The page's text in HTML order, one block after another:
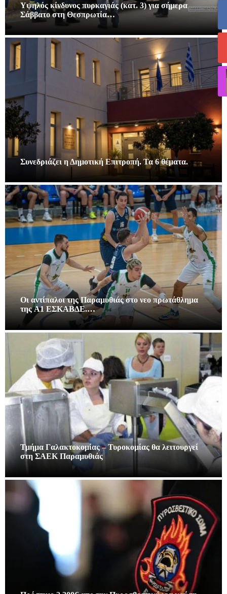
Υψηλός κίνδυνος πυρκαγιάς (κατ. 3) για σήμερα
Σάββατο στη Θεσπρωτία…
Συνεδριάζει η Δημοτική Επιτροπή. Τα 6 θέματα.
Οι αντίπαλοι της Παραμυθιάς στο νεο πρωτάθλημα
της A1 ΕΣΚΑΒΔΕ.…
Τμήμα Γαλακτοκομίας – Τυροκομίας θα λειτουργεί
στη ΣΑΕΚ Παραμυθιάς